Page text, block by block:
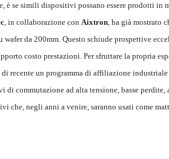
è se simili dispositivi possano essere prodotti in
, in collaborazione con Aixtron, ha già mostrato
wafer da 200mm. Questo schiude prospettive
costo prestazioni. Per sfruttare la propria
recente un programma di affiliazione
commutazione ad alta tensione, basse perdite,
che, negli anni a venire, saranno usati come